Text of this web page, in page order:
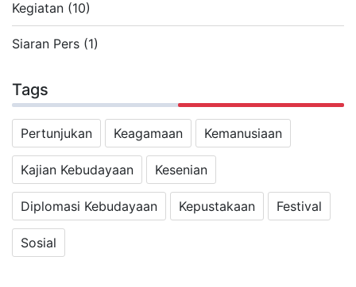
Kegiatan (10)
Siaran Pers (1)
Tags
Pertunjukan Keagamaan Kemanusiaan
Kajian Kebudayaan Kesenian
Diplomasi Kebudayaan Kepustakaan Festival
Sosial